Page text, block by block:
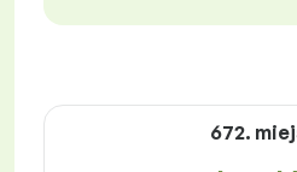
672.